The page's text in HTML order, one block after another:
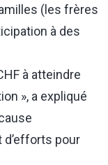
(les frères
à des
à atteindre
», a expliqué
pour